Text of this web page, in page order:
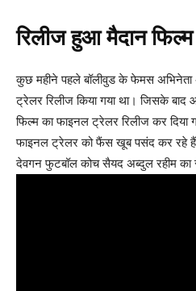
रिलीज हुआ मैदान
कुछ महीने पहले बॉलीवुड के फेमस
ट्रेलर रिलीज किया गया था। जिसके
फिल्म का फाइनल ट्रेलर रिलीज कर
फाइनल ट्रेलर को फैंस खूब पसंद कर रहे
देवगन फुटबॉल कोच सैयद अब्दुल रहीम का